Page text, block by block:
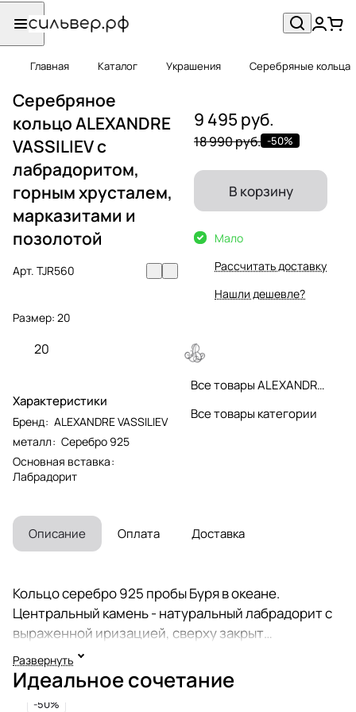
Главная Каталог Украшения Серебряные кольца
Серебряное
кольцо ALEXANDRE
VASSILIEV с
лабрадоритом,
горным хрусталем,
марказитами и
позолотой
Арт. TJR560
Размер: 20
20
Характеристики
Бренд: ALEXANDRE VASSILIEV
металл: Серебро 925
Основная вставка:
Лабрадорит
9 495 руб.
18 990 руб. -50%
В корзину
Мало
Рассчитать доставку
Нашли дешевле?
Все товары ALEXANDRE VASSILIEV
Все товары категории
Описание Оплата Доставка
Кольцо серебро 925 пробы Буря в океане.
Центральный камень - натуральный лабрадорит с
выраженной иризацией, сверху закрыт
бразильским горным хрусталем для придания
дополнительной глубины и объема. Оттенок
лабрадорита может незначительно отличаться от
Развернуть
Идеальное сочетание
-50%